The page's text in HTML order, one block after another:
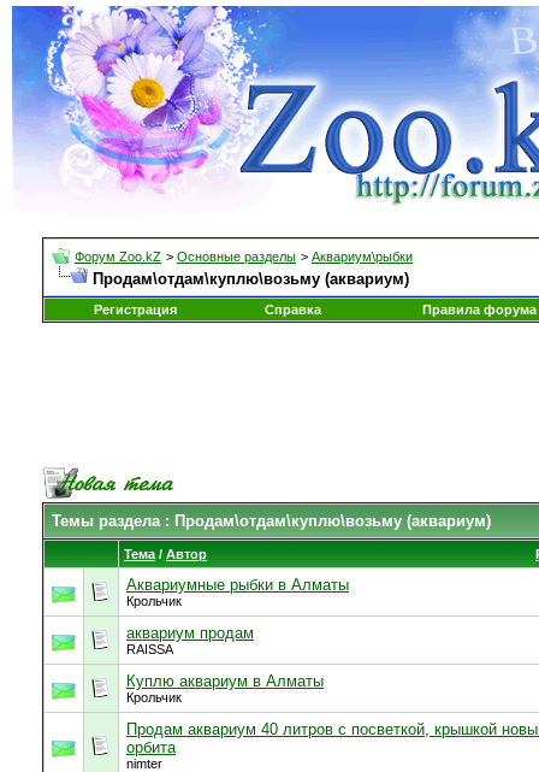
Форум Zoo.kZ > Основные разделы > Аквариум\рыбки
Продам\отдам\куплю\возьму (аквариум)
Регистрация Справка Правила форума
Темы раздела: Продам\отдам\куплю\возьму (аквариум)
Тема / Автор
Аквариумные рыбки в Алматы
Крольчик
аквариум продам
RAISSA
Куплю аквариум в Алматы
Крольчик
Продам аквариум 40 литров с посветкой, крышкой
орбита
nimter